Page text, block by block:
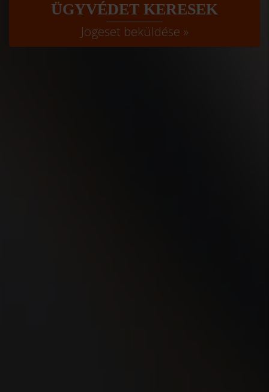
ÜGYVÉDET KERESEK
Jogeset beküldése »